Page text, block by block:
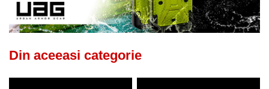
Din aceeasi categorie